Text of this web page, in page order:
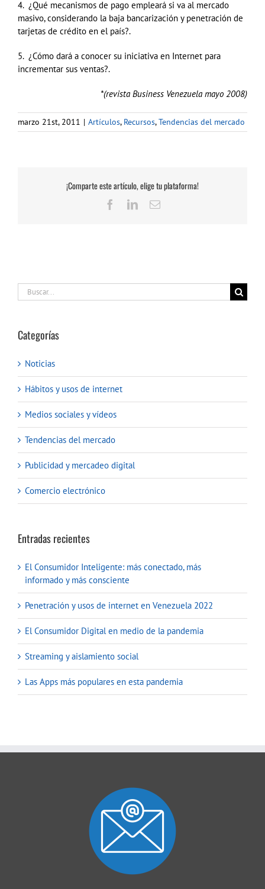
4. ¿Qué mecanismos de pago empleará si va al mercado
masivo, considerando la baja bancarización y penetración de
tarjetas de crédito en el país?.
5. ¿Cómo dará a conocer su iniciativa en Internet para
incrementar sus ventas?.
*(revista Business Venezuela mayo 2008)
marzo 21st, 2011 | Artículos, Recursos,Tendencias del mercado
¡Comparte este artículo, elige tu plataforma!
Facebook
LinkedInCorreo
Buscar:
Categorías
Noticias
Hábitos y usos de internet
Medios sociales y vídeos
Tendencias del mercado
Publicidad y mercadeo digital
Comercio electrónico
Entradas recientes
El Consumidor Inteligente: más conectado, más
informado y más consciente
Penetración y usos de internet en Venezuela 2022
El Consumidor Digital en medio de la pandemia
Streaming y aislamiento social
Las Apps más populares en esta pandemia